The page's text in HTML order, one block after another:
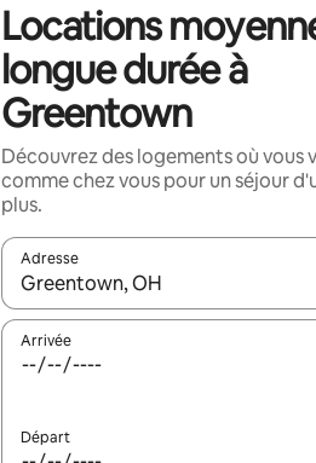
Locations
longue durée à
Greentown
Découvrez des logements où vous
comme chez vous pour un séjour
plus.
Adresse
Lorsque les résultats s'affichent,
Arrivée
Départ